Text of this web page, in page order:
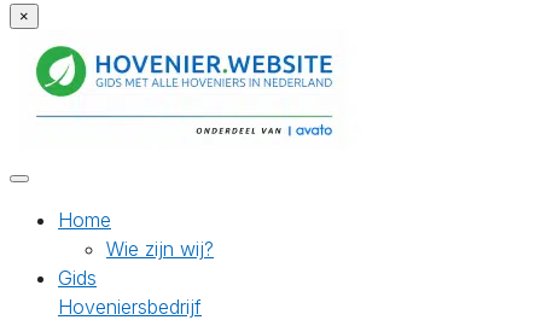
×
Home
Wie zijn wij?
Gids
Hoveniersbedrijf